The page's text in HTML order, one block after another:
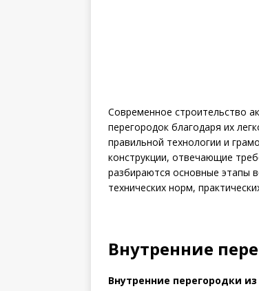
Современное строительство
перегородок благодаря их
правильной технологии и
конструкции, отвечающие
разбираются основные этапы
технических норм,
Внутренние
Внутренние перегородки